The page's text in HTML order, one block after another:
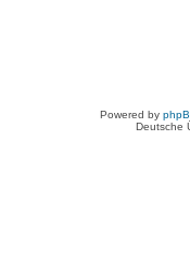
Powered by
Deutsche